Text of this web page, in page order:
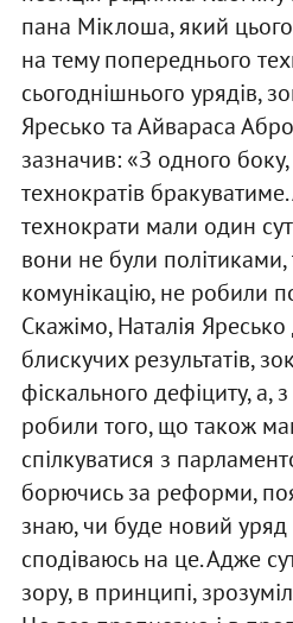
пана Міклоша, який
на тему попереднього
сьогоднішнього урядів,
Яресько та Айвараса
зазначив: «З одного
технократів
технократи мали один
вони не були
комунікацію, не робили
Скажімо, Наталія
блискучих результатів,
фіскального дефіциту, а,
робили того, що також
спілкуватися з
борючись за реформи,
знаю, чи буде новий
сподіваюсь на це. Адже
зору, в принципі,